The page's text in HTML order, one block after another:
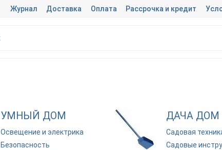
Журнал Доставка Оплата Рассрочка и кредит
УМНЫЙ ДОМ
Освещение и электрика
Безопасность
ДАЧА ДОМ
Садовая
Садовые